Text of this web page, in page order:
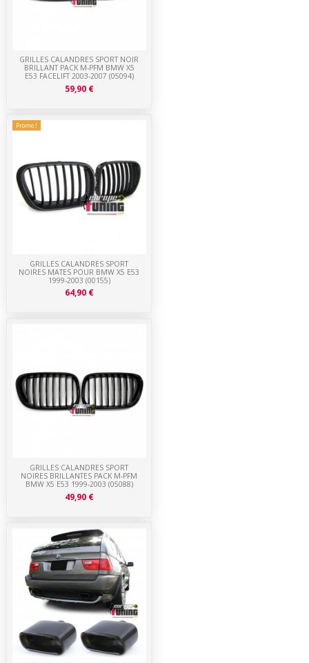
GRILLES CALANDRES SPORT
NOIRES BRILLANTES PACK M-PFM
BMW X5 E53 1999-2003 (05088)
49,90 €
Promo !
GRILLES CALANDRES SPORT
NOIRES MATES POUR BMW X5 E53
1999-2003 (00155)
64,90 €
GRILLES CALANDRES SPORT NOIR
BRILLANT PACK M-PFM BMW X5
E53 FACELIFT 2003-2007 (05094)
59,90 €